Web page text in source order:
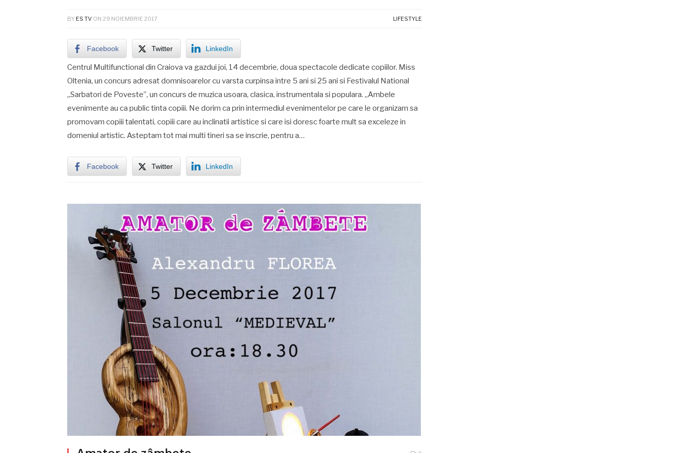
BY ES TV ON 29 NOIEMBRIE 2017 LIFESTYLE
Facebook Twitter LinkedIn
Centrul Multifunctional din Craiova va gazdui joi, 14 decembrie, doua spectacole dedicate copiilor. Miss
Oltenia, un concurs adresat domnisoarelor cu varsta curpinsa intre 5 ani si 25 ani si Festivalul National
„Sarbatori de Poveste”, un concurs de muzica usoara, clasica, instrumentala si populara. „Ambele
evenimente au ca public tinta copiii. Ne dorim ca prin intermediul evenimentelor pe care le organizam sa
promovam copiii talentati, copiii care au inclinatii artistice si care isi doresc foarte mult sa exceleze in
domeniul artistic. Asteptam tot mai multi tineri sa se inscrie, pentru a…
Facebook Twitter LinkedIn